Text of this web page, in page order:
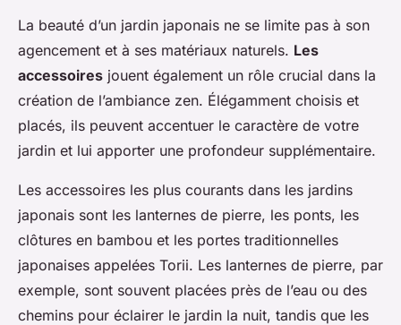
La beauté d’un jardin japonais ne se limite pas à son
agencement et à ses matériaux naturels. Les
accessoires jouent également un rôle crucial dans la
création de l’ambiance zen. Élégamment choisis et
placés, ils peuvent accentuer le caractère de votre
jardin et lui apporter une profondeur supplémentaire.
Les accessoires les plus courants dans les jardins
japonais sont les lanternes de pierre, les ponts, les
clôtures en bambou et les portes traditionnelles
japonaises appelées Torii. Les lanternes de pierre, par
exemple, sont souvent placées près de l’eau ou des
chemins pour éclairer le jardin la nuit, tandis que les